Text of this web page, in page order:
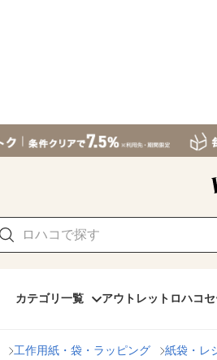
カテゴリ一覧 アウトレット ロハコ
工作用紙・袋・ラッピング 紙袋・レ